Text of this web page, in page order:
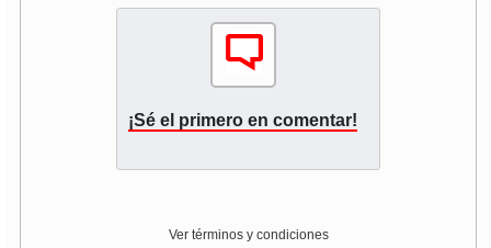
¡Sé el primero en comentar!
Ver términos y condiciones